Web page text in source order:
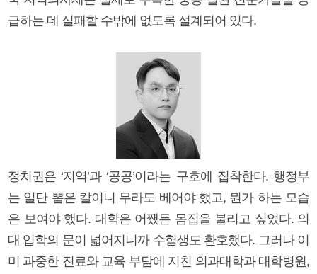
급하는 데 실패할 수밖에 없도록 설계되어 있다.
정치권은 ‘지역’과 ‘공공’이라는 구호에 집착한다. 행정부
는 일단 뽑은 칼이니 무라도 베어야 했고, 뭔가 하는 모습
은 보여야 했다. 대학은 어쨌든 몸집을 불리고 싶었다. 의
대 입학의 문이 넓어지니까 수험생도 환호했다. 그러나 이
미 과중한 진료와 교육 부담에 지친 의과대학과 대학병원,